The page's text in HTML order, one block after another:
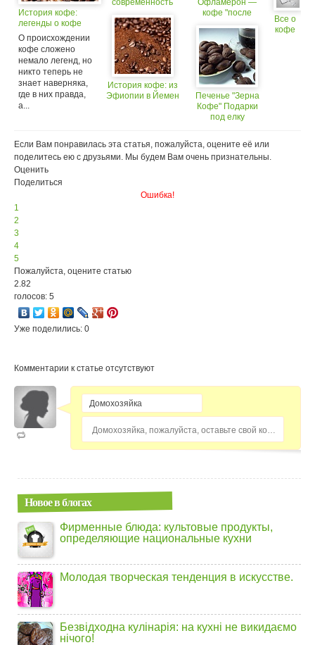
История кофе:
легенды о кофе
О происхождении
кофе сложено
немало легенд, но
никто теперь не
знает наверняка,
где в них правда,
а...
современность
История кофе: из
Эфиопии в Йемен
Офламерон —
кофе "после
Печенье "Зерна
Кофе" Подарки
под елку
Все о
кофе
Если Вам понравилась эта статья, пожалуйста, оцените её или
поделитесь ею с друзьями. Мы будем Вам очень признательны.
Оценить
Поделиться
Ошибка!
1
2
3
4
5
Пожалуйста, оцените статью
2.82
голосов: 5
Уже поделились: 0
Комментарии к статье отсутствуют
Домохозяйка, пожалуйста, оставьте свой комментарий...
Новое в блогах
Фирменные блюда: культовые продукты,
определяющие национальные кухни
Молодая творческая тенденция в искусстве.
Безвідходна кулінарія: на кухні не викидаємо
нічого!